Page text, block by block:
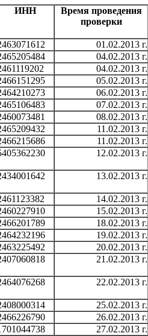
ИНН
Время проведения
проверки
01.02.2013 г.
04.02.2013 г.
04.02.2013 г.
05.02.2013 г.
06.02.2013 г.
07.02.2013 г.
08.02.2013 г.
11.02.2013 г.
11.02.2013 г.
12.02.2013 г.
13.02.2013 г.
14.02.2013 г.
15.02.2013 г.
18.02.2013 г.
19.02.2013 г.
20.02.2013 г.
21.02.2013 г.
22.02.2013 г.
25.02.2013 г.
26.02.2013 г.
27.02.2013 г.